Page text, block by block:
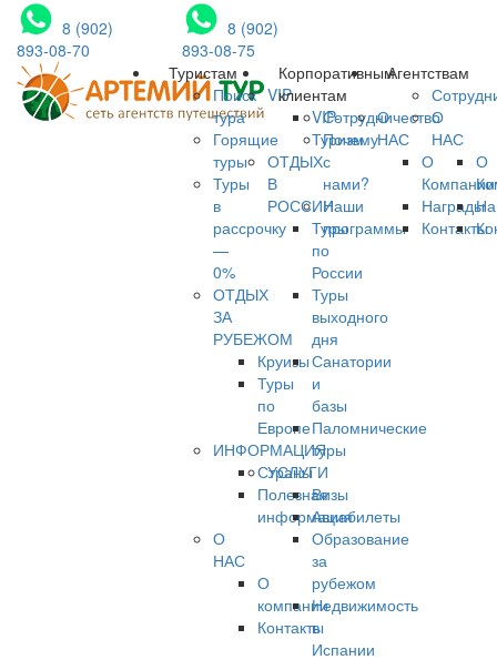
8 (902)
893-08-70
8 (902)
893-08-75
Туристам
Поиск
тура
Горящие
туры
Туры
в
рассрочку
—
0%
ОТДЫХ
ЗА
РУБЕЖОМ
Круизы
Туры
по
Европе
ИНФОРМАЦИЯ
Страны
Полезная
информация
О
НАС
О
компании
Контакты
VIP
VIP-
Туризм
ОТДЫХ
В
РОССИИ
Туры
по
России
Туры
выходного
дня
Санатории
и
базы
Паломнические
туры
УСЛУГИ
Визы
Авиабилеты
Образование
за
рубежом
Недвижимость
в
Испании
Корпоративным
клиентам
Сотрудничество
Почему
с
нами?
Наши
программы
О
НАС
О
Компании
Награды
Контакты
Агентствам
О
НАС
О